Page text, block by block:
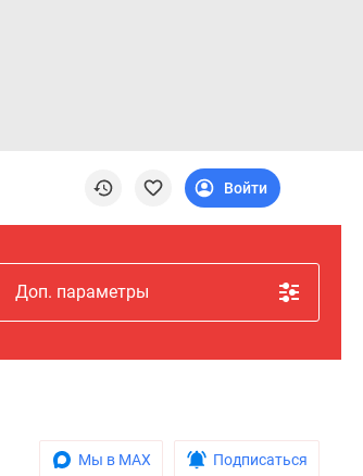
Войти
Доп. параметры
Мы в MAX Подписаться